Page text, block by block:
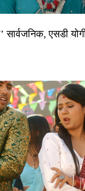
सार्वजनिक, एसडी